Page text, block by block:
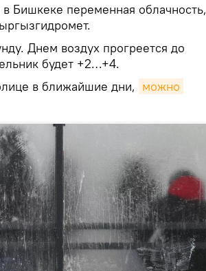
Бишкеке переменная облачность,
Днем воздух прогреется до
будет +2…+4.
в ближайшие дни, можно